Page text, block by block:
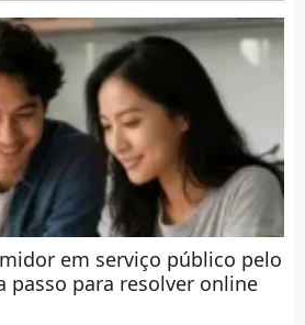
em serviço público pelo
passo para resolver online